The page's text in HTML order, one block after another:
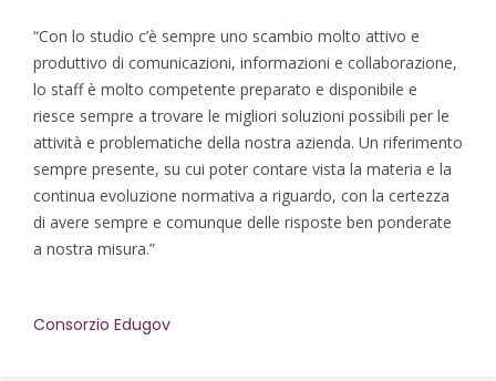
“Con lo studio c’è sempre uno scambio molto attivo e
produttivo di comunicazioni, informazioni e collaborazione,
lo staff è molto competente preparato e disponibile e
riesce sempre a trovare le migliori soluzioni possibili per le
attività e problematiche della nostra azienda. Un riferimento
sempre presente, su cui poter contare vista la materia e la
continua evoluzione normativa a riguardo, con la certezza
di avere sempre e comunque delle risposte ben ponderate
a nostra misura.”
Consorzio Edugov